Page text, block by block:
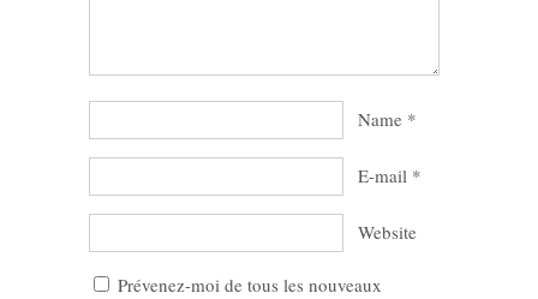
Name *
E-mail *
Website
Prévenez-moi de tous les nouveaux